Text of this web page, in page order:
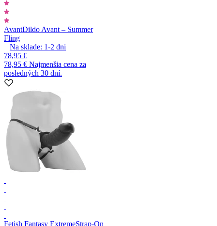
AvantDildo Avant – Summer
Fling
Na sklade: 1-2 dni
78,95 €
78,95 € Najmenšia cena za
posledných 30 dní.
Fetish Fantasy ExtremeStrap-On